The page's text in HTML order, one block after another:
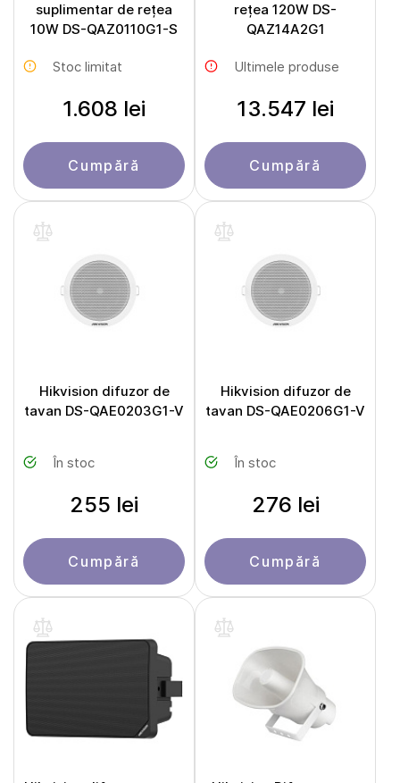
suplimentar de rețea
10W DS-QAZ0110G1-S
Stoc limitat
1.608 lei
Cumpără
rețea 120W DS-
QAZ14A2G1
Ultimele produse
13.547 lei
Cumpără
Hikvision difuzor de
tavan DS-QAE0203G1-V
În stoc
255 lei
Cumpără
Hikvision difuzor de
tavan DS-QAE0206G1-V
În stoc
276 lei
Cumpără